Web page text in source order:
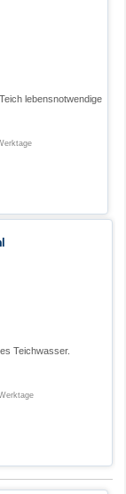
lebensnotwendige
Teichwasser.